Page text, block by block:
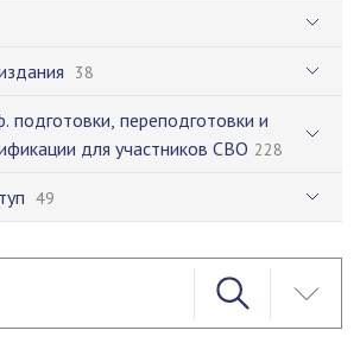
38
подготовки, переподготовки и
для участников СВО 228
49